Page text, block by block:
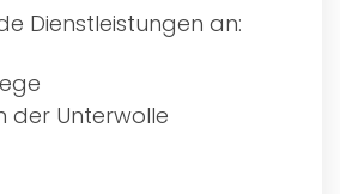
Dienstleistungen an:
der Unterwolle